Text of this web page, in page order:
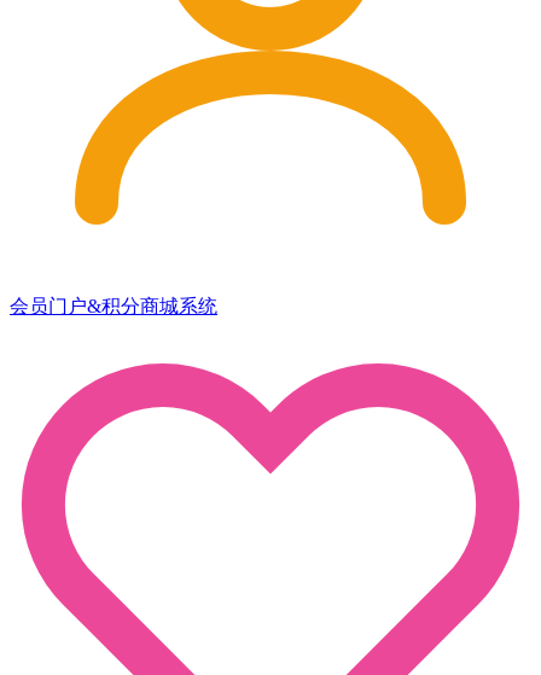
会员门户&积分商城系统